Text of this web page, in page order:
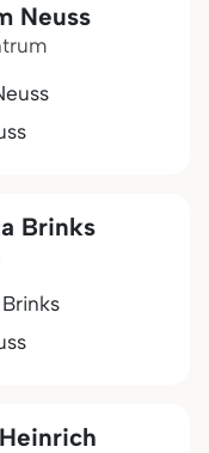
Neuss
Brinks